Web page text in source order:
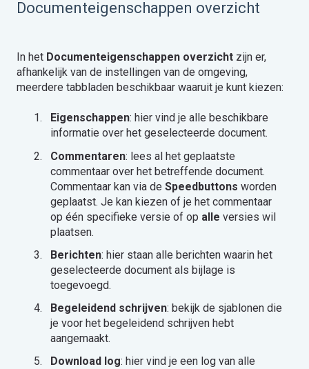
Documenteigenschappen overzicht
In het Documenteigenschappen overzicht zijn er,
afhankelijk van de instellingen van de omgeving,
meerdere tabbladen beschikbaar waaruit je kunt kiezen:
Eigenschappen: hier vind je alle beschikbare
informatie over het geselecteerde document.
Commentaren: lees al het geplaatste
commentaar over het betreffende document.
Commentaar kan via de Speedbuttons worden
geplaatst. Je kan kiezen of je het commentaar
op één specifieke versie of op alle versies wil
plaatsen.
Berichten: hier staan alle berichten waarin het
geselecteerde document als bijlage is
toegevoegd.
Begeleidend schrijven: bekijk de sjablonen die
je voor het begeleidend schrijven hebt
aangemaakt.
Download log: hier vind je een log van alle